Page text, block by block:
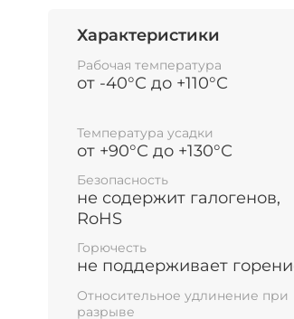
бандажа проводов,
Поставляется в бухтах.
Трубка ТУТ не
высоковольтных шин 1–10 кВ и
может использоваться на
Не подлежит обязательной
Характеристики
Рабочая температура
от -40°С до +110°С
Температура усадки
от +90°С до +130°С
Безопасность
не содержит галогенов,
RoHS
Горючесть
не поддерживает
Относительное удлинение при
разрыве